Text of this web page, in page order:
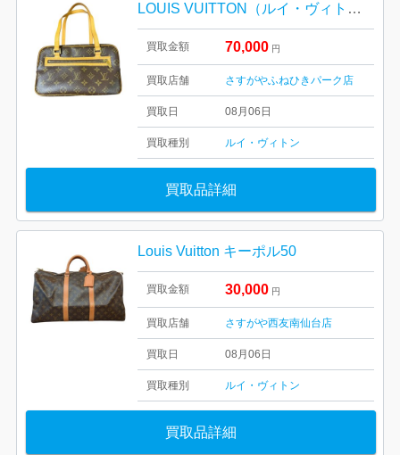
LOUIS VUITTON（ルイ・ヴィトン） シテMM モノグラム M51182
買取金額 70,000 円
買取店舗 さすがやふねひきパーク店
買取日 08月06日
買取種別 ルイ・ヴィトン
買取品詳細
Louis Vuitton キーポル50
買取金額 30,000 円
買取店舗 さすがや西友南仙台店
買取日 08月06日
買取種別 ルイ・ヴィトン
買取品詳細